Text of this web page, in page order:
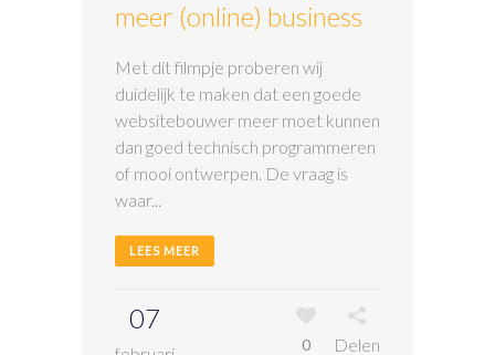
meer (online) business
Met dit filmpje proberen wij
duidelijk te maken dat een goede
websitebouwer meer moet kunnen
dan goed technisch programmeren
of mooi ontwerpen. De vraag is
waar...
LEES MEER
07
0 Delen